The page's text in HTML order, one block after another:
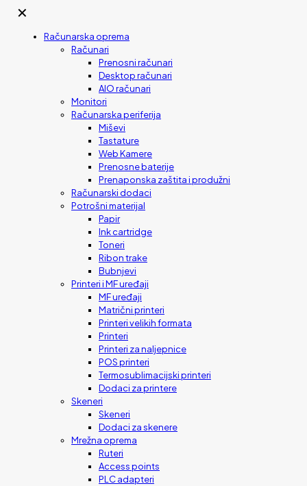
✕
Računarska oprema
Računari
Prenosni računari
Desktop računari
AIO računari
Monitori
Računarska periferija
Miševi
Tastature
Web Kamere
Prenosne baterije
Prenaponska zaštita i produžni
Računarski dodaci
Potrošni materijal
Papir
Ink cartridge
Toneri
Ribon trake
Bubnjevi
Printeri i MF uređaji
MF uređaji
Matrični printeri
Printeri velikih formata
Printeri
Printeri za naljepnice
POS printeri
Termosublimacijski printeri
Dodaci za printere
Skeneri
Skeneri
Dodaci za skenere
Mrežna oprema
Ruteri
Access points
PLC adapteri